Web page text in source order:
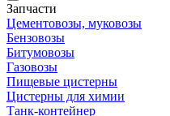
Запчасти
Цементовозы, муковозы
Бензовозы
Битумовозы
Газовозы
Пищевые цистерны
Цистерны для химии
Танк-контейнер